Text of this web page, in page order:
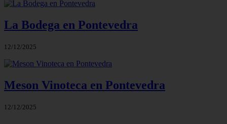
La Bodega en Pontevedra
12/12/2025
Meson Vinoteca en Pontevedra
12/12/2025